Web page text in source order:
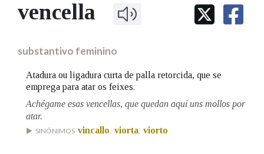
IDENTIDADE CORPORATIVA
MARCIAL DEL ADALID
FIGURAS HOMENAXEADAS
PRIMAVERA DAS LETRAS
PORTAL DAS PALABRAS
Facebook
TwitterYoutubeInstagramBluesky
BUSCAR NOS LEMAS
Remata por
Contén
vencella
substantivo feminino
Atadura ou ligadura curta de palla retorcida, que se
emprega para atar os feixes.
Achégame esas vencellas, que quedan aquí uns mollos por
atar.
SINÓNIMOS vincallo viorta viorto